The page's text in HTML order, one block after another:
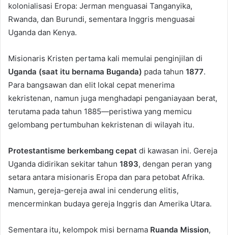
kolonialisasi Eropa: Jerman menguasai Tanganyika,
Rwanda, dan Burundi, sementara Inggris menguasai
Uganda dan Kenya.
Misionaris Kristen pertama kali memulai penginjilan di
Uganda (saat itu bernama Buganda) pada tahun 1877.
Para bangsawan dan elit lokal cepat menerima
kekristenan, namun juga menghadapi penganiayaan berat,
terutama pada tahun 1885—peristiwa yang memicu
gelombang pertumbuhan kekristenan di wilayah itu.
Protestantisme berkembang cepat di kawasan ini. Gereja
Uganda didirikan sekitar tahun 1893, dengan peran yang
setara antara misionaris Eropa dan para petobat Afrika.
Namun, gereja-gereja awal ini cenderung elitis,
mencerminkan budaya gereja Inggris dan Amerika Utara.
Sementara itu, kelompok misi bernama Ruanda Mission,